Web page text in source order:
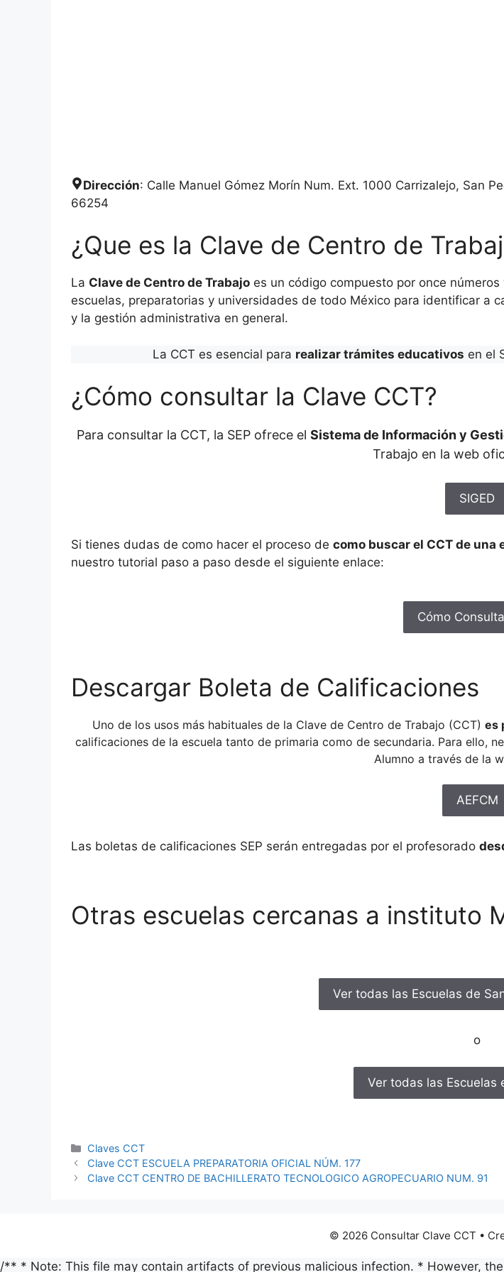
Dirección: Calle Manuel Gómez Morín Num. Ext. 1000 Carrizalejo, San
66254
¿Que es la Clave de Centro de
La Clave de Centro de Trabajo es un código compuesto por once
escuelas, preparatorias y universidades de todo México para identificar a
y la gestión administrativa en general.
La CCT es esencial para realizar trámites educativos en el
¿Cómo consultar la Clave CCT?
Para consultar la CCT, la SEP ofrece el Sistema de Información y
Trabajo en la web
SIGED
Si tienes dudas de como hacer el proceso de como buscar el CCT de
nuestro tutorial paso a paso desde el siguiente enlace:
Cómo
Descargar Boleta de Calificaciones
Uno de los usos más habituales de la Clave de Centro de Trabajo (CCT) es
calificaciones de la escuela tanto de primaria como de secundaria. Para ello,
Alumno a través de la
AEFCM
Las boletas de calificaciones SEP serán entregadas por el profesorado
Otras escuelas cercanas a instituto
Ver todas las Escuelas de
o
Ver todas las Escuelas
Categorías
Claves CCT
Clave CCT ESCUELA PREPARATORIA OFICIAL NÚM. 177
Clave CCT CENTRO DE BACHILLERATO TECNOLOGICO AGROPECUARIO NUM. 91
© 2026 Consultar Clave CCT •
/** * Note: This file may contain artifacts of previous malicious infection. * However,